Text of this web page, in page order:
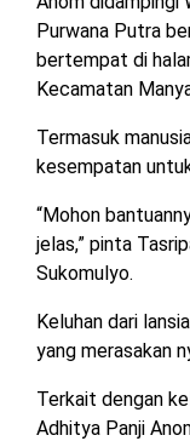
REDAKSI
TENTANG
KERJASAMA
PEDOMAN
CYBER
Purwana Putra
bertempat di
Kecamatan
Termasuk
kesempatan
“Mohon
jelas,” pinta
Sukomulyo.
Keluhan dari
yang merasakan
Terkait dengan
Adhitya Panji